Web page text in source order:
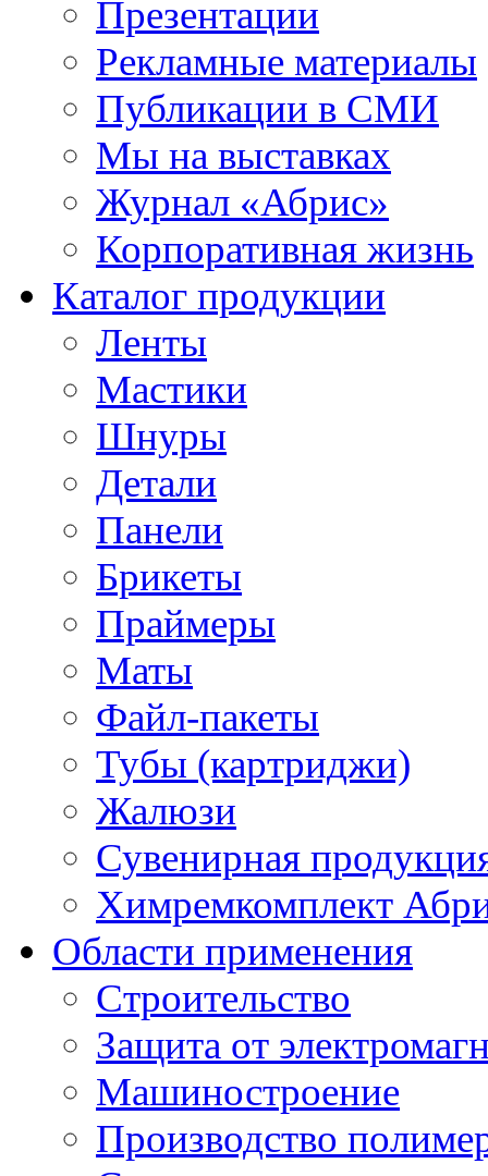
Презентации
Рекламные материалы
Публикации в СМИ
Мы на выставках
Журнал «Абрис»
Корпоративная жизнь
Каталог продукции
Ленты
Мастики
Шнуры
Детали
Панели
Брикеты
Праймеры
Маты
Файл-пакеты
Тубы (картриджи)
Жалюзи
Сувенирная
Химремкомплект
Области применения
Строительство
Защита от
Машиностроение
Производство